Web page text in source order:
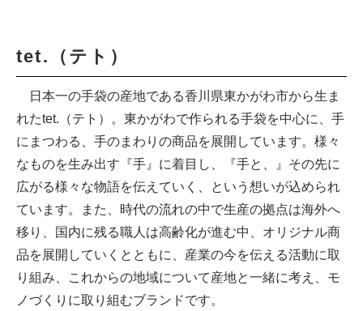
tet.（テト）
日本一の手袋の産地である香川県東かがわ市から生ま
れたtet.（テト）。東かがわで作られる手袋を中心に、手
にまつわる、手のまわりの商品を展開しています。様々
なものを生み出す『手』に着目し、『手と、』その先に
広がる様々な物語を伝えていく、という想いが込められ
ています。また、時代の流れの中で生産の拠点は海外へ
移り、国内に残る職人は高齢化が進む中、オリジナル商
品を展開していくとともに、産業の今を伝える活動に取
り組み、これからの地域について産地と一緒に考え、モ
ノづくりに取り組むブランドです。